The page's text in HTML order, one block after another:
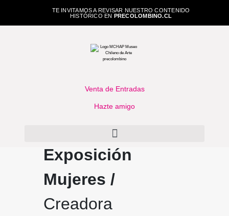
TE INVITAMOS A REVISAR NUESTRO CONTENIDO
HISTÓRICO EN PRECOLOMBINO.CL
Venta de Entradas
Hazte amigo
Exposición
Mujeres /
Creadora